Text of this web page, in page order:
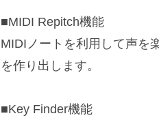
■MIDI Repitch機能
MIDIノートを利用して声を
を作り出します。
■Key Finder機能